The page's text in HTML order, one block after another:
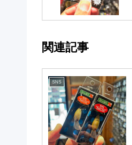
関連記事
SNS